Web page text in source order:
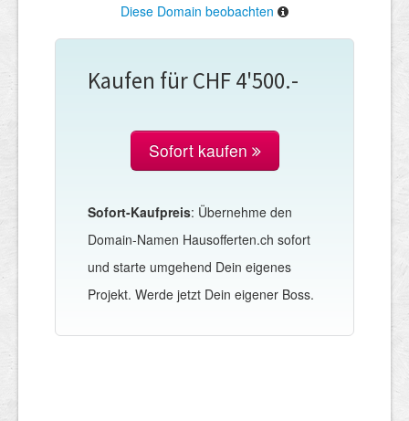
Diese Domain beobachten
Kaufen für CHF 4'500.-
Sofort kaufen
Sofort-Kaufpreis: Übernehme den
Domain-Namen Hausofferten.ch sofort
und starte umgehend Dein eigenes
Projekt. Werde jetzt Dein eigener Boss.